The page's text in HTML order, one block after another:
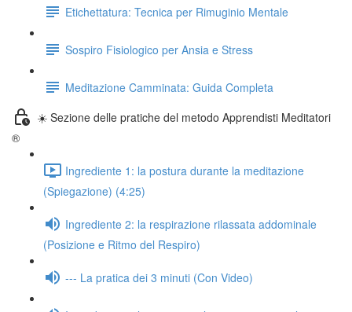
Etichettatura: Tecnica per Rimuginio Mentale
Sospiro Fisiologico per Ansia e Stress
Meditazione Camminata: Guida Completa
☀️ Sezione delle pratiche del metodo Apprendisti Meditatori
®
Ingrediente 1: la postura durante la meditazione
(Spiegazione) (4:25)
Ingrediente 2: la respirazione rilassata addominale
(Posizione e Ritmo del Respiro)
--- La pratica dei 3 minuti (Con Video)